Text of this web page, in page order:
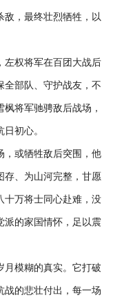
敌，最终壮烈牺牲，以
权将军在百团大战后
全部队、守护战友，不
将军驰骋敌后战场，
初心。
或牺牲敌后突围，他
存、为山河完整，甘愿
十万将士同心赴难，没
派的家国情怀，足以震
模糊的真实。它打破
战的悲壮付出，每一场